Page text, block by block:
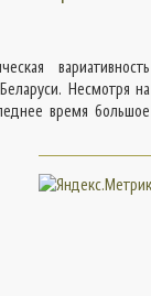
вариативность
Несмотря на
время большое